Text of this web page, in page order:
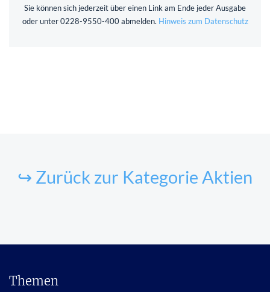
Sie können sich jederzeit über einen Link am Ende jeder Ausgabe
oder unter 0228-9550-400 abmelden. Hinweis zum Datenschutz
↪ Zurück zur Kategorie Aktien
Themen